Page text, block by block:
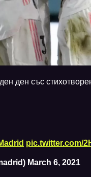
ден със
pic.twitter.com/
March 6, 2021